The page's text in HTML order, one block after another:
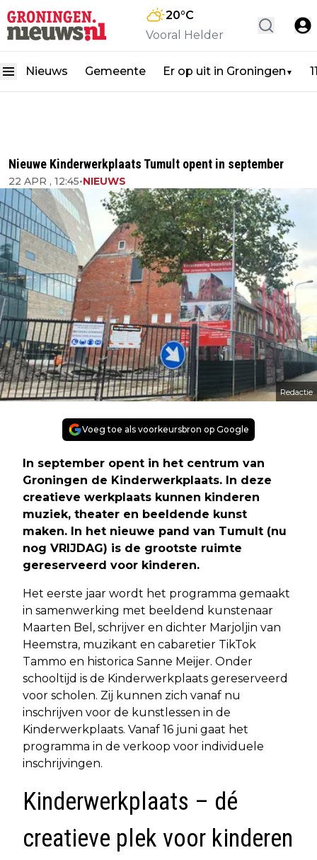
20°C
Vooral Helder
Nieuws Gemeente Er op uit in Groningen ▼
Nieuwe Kinderwerkplaats Tumult opent in september
22 APR , 12:45•NIEUWS
Redactie
Voeg toe als voorkeursbron op Google
In september opent in het centrum van
Groningen de Kinderwerkplaats. In deze
creatieve werkplaats kunnen kinderen
muziek, theater en beeldende kunst
maken. In het nieuwe pand van Tumult (nu
nog VRIJDAG) is de grootste ruimte
gereserveerd voor kinderen.
Het eerste jaar wordt het programma gemaakt
in samenwerking met beeldend kunstenaar
Maarten Bel, schrijver en dichter Marjoljin van
Heemstra, muzikant en cabaretier TikTok
Tammo en historica Sanne Meijer. Onder
schooltijd is de Kinderwerkplaats gereserveerd
voor scholen. Zij kunnen zich vanaf nu
inschrijven voor de kunstlessen in de
Kinderwerkplaats. Vanaf 16 juni gaat het
programma in de verkoop voor individuele
inschrijvingen.
Kinderwerkplaats – dé
creatieve plek voor kinderen